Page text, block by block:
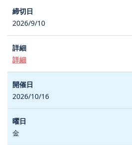
2026/9/10
詳細
2026/10/16
金